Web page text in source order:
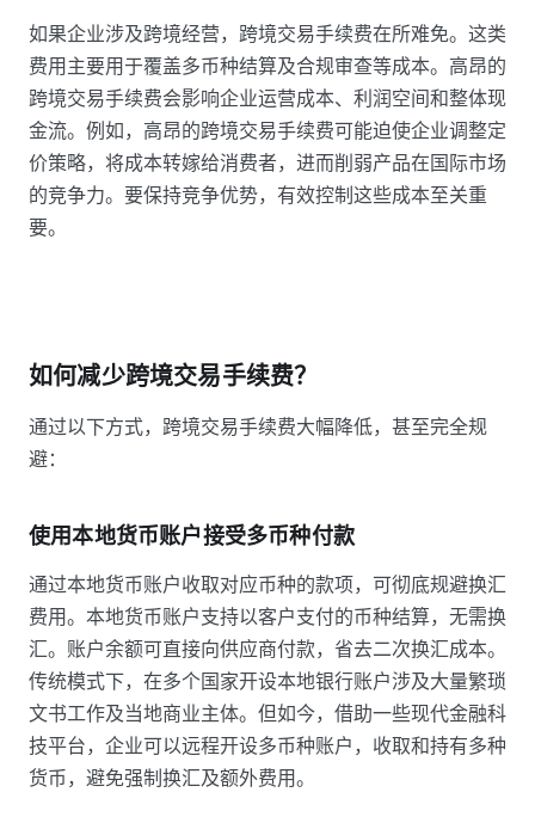
如果企业涉及跨境经营，跨境交易手续费在所难免。这类
费用主要用于覆盖多币种结算及合规审查等成本。高昂的
跨境交易手续费会影响企业运营成本、利润空间和整体现
金流。例如，高昂的跨境交易手续费可能迫使企业调整定
价策略，将成本转嫁给消费者，进而削弱产品在国际市场
的竞争力。要保持竞争优势，有效控制这些成本至关重
要。
如何减少跨境交易手续费？
通过以下方式，跨境交易手续费大幅降低，甚至完全规
避：
使用本地货币账户接受多币种付款
通过本地货币账户收取对应币种的款项，可彻底规避换汇
费用。本地货币账户支持以客户支付的币种结算，无需换
汇。账户余额可直接向供应商付款，省去二次换汇成本。
传统模式下，在多个国家开设本地银行账户涉及大量繁琐
文书工作及当地商业主体。但如今，借助一些现代金融科
技平台，企业可以远程开设多币种账户，收取和持有多种
货币，避免强制换汇及额外费用。